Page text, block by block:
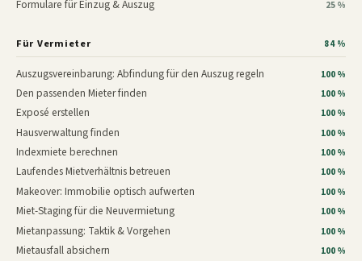
Formulare für Einzug & Auszug 25 %
Für Vermieter 84 %
Auszugsvereinbarung: Abfindung für den Auszug regeln 100 %
Den passenden Mieter finden 100 %
Exposé erstellen 100 %
Hausverwaltung finden 100 %
Indexmiete berechnen 100 %
Laufendes Mietverhältnis betreuen 100 %
Makeover: Immobilie optisch aufwerten 100 %
Miet-Staging für die Neuvermietung 100 %
Mietanpassung: Taktik & Vorgehen 100 %
Mietausfall absichern 100 %